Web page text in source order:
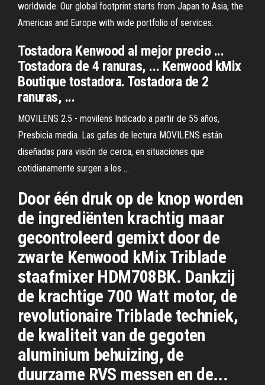
worldwide. Our global footprint starts from Japan to Asia, the
Americas and Europe with wide portfolio of services.
Tostadora Kenwood al mejor precio ...
Tostadora de 4 ranuras, ... Kenwood kMix
Boutique tostadora. Tostadora de 2
ranuras, ...
MOVILENS 2.5 - movilens Indicado a partir de 55 años,
Presbicia media. Las gafas de lectura MOVILENS están
diseñadas para visión de cerca, en situaciones que
cotidianamente surgen a los ...
Door één druk op de knop worden
de ingrediënten krachtig maar
gecontroleerd gemixt door de
zwarte Kenwood kMix Triblade
staafmixer HDM708BK. Dankzij
de krachtige 700 Watt motor, de
revolutionaire Triblade techniek,
de kwaliteit van de gegoten
aluminium behuizing, de
duurzame RVS messen en de...